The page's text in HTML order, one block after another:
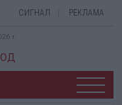
СИГНАЛ РЕКЛАМА
г.